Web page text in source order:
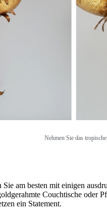
Nehmen Sie das
am besten mit einigen
Couchtische oder
ein Statement.